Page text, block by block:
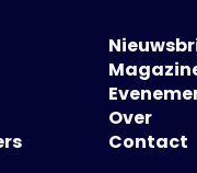
Over
Contact